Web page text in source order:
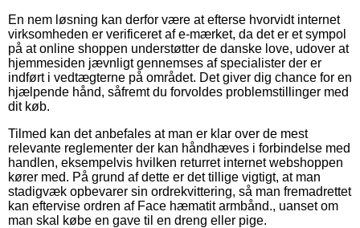
En nem løsning kan derfor være at efterse hvorvidt internet
virksomheden er verificeret af e-mærket, da det er et sympol
på at online shoppen understøtter de danske love, udover at
hjemmesiden jævnligt gennemses af specialister der er
indført i vedtægterne på området. Det giver dig chance for en
hjælpende hånd, såfremt du forvoldes problemstillinger med
dit køb.
Tilmed kan det anbefales at man er klar over de mest
relevante reglementer der kan håndhæves i forbindelse med
handlen, eksempelvis hvilken returret internet webshoppen
kører med. På grund af dette er det tillige vigtigt, at man
stadigvæk opbevarer sin ordrekvittering, så man fremadrettet
kan eftervise ordren af Face hæmatit armbånd., uanset om
man skal købe en gave til en dreng eller pige.